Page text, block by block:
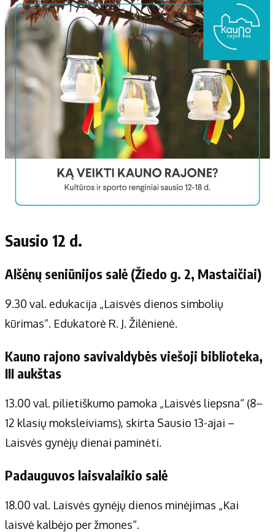
Sausio 12 d.
Alšėnų seniūnijos salė (Žiedo g. 2, Mastaičiai)
9.30 val. edukacija „Laisvės dienos simbolių
kūrimas“. Edukatorė R. J. Žilėnienė.
Kauno rajono savivaldybės viešoji biblioteka,
III aukštas
13.00 val. pilietiškumo pamoka „Laisvės liepsna“ (8–
12 klasių moksleiviams), skirta Sausio 13-ajai –
Laisvės gynėjų dienai paminėti.
Padauguvos laisvalaikio salė
18.00 val. Laisvės gynėjų dienos minėjimas „Kai
laisvė kalbėjo per žmones“.